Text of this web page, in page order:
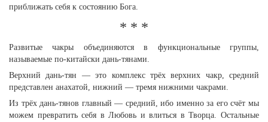
приближать себя к состоянию Бога.
* * *
Развитые чакры объединяются в функциональные группы,
называемые по-китайски дань-тянами.
Верхний дань-тян — это комплекс трёх верхних чакр, средний
представлен анахатой, нижний — тремя нижними чакрами.
Из трёх дань-тянов главный — средний, ибо именно за его счёт мы
можем превратить себя в Любовь и влиться в Творца. Остальные